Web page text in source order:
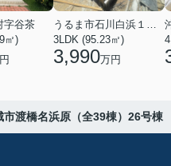
字谷茶
㎡)
3LDK (95.23㎡)
3,990万円
市渡橋名浜原（全39棟）26号棟